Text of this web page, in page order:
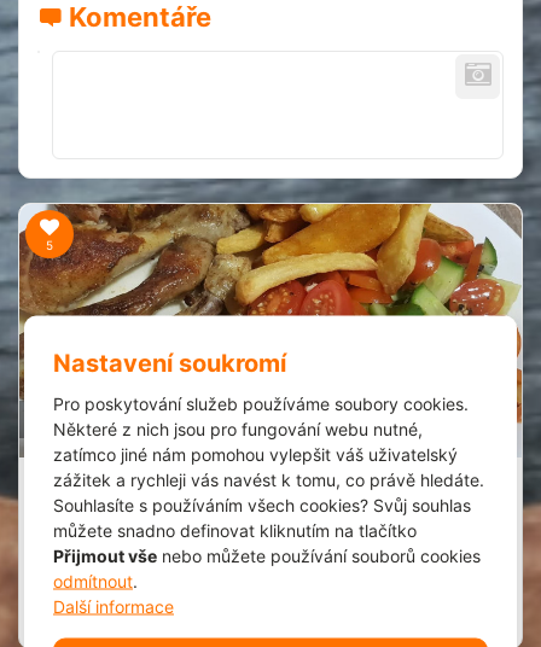
Nastavení soukromí
Pro poskytování služeb používáme soubory cookies.
Některé z nich jsou pro fungování webu nutné,
zatímco jiné nám pomohou vylepšit váš uživatelský
zážitek a rychleji vás navést k tomu, co právě hledáte.
Souhlasíte s používáním všech cookies? Svůj souhlas
můžete snadno definovat kliknutím na tlačítko
Přijmout vše nebo můžete používání souborů cookies
odmítnout
Další informace
Komentáře
80 min.
5
Voňavé kuřecí paličky
Denisa Kronusová
24.1.2022
Extrémně jednoduchý a rychlý!
Zobrazit recept